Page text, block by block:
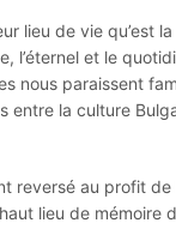
lieu de vie qu’est
l’éternel et le
nous paraissent
entre la culture
reversé au profit
lieu de mémoire